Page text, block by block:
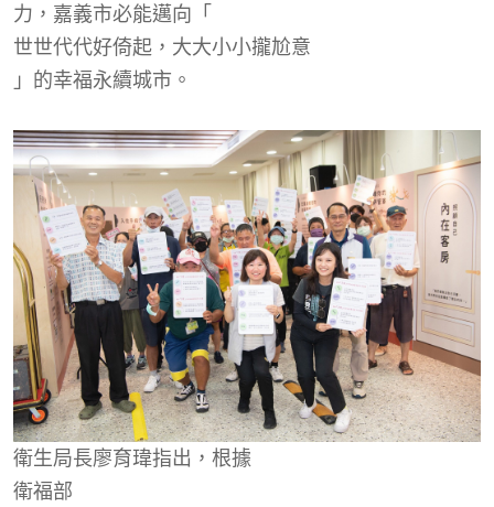
力，嘉義市必能邁向「
世世代代好倚起 ，大大小小攏尬意
」的幸福永續城市。
衛生局長廖育瑋指出，根據
衛福部